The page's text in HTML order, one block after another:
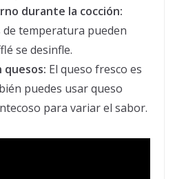
durante la cocción:
de temperatura pueden
se desinfle.
quesos: El queso fresco es
puedes usar queso
para variar el sabor.